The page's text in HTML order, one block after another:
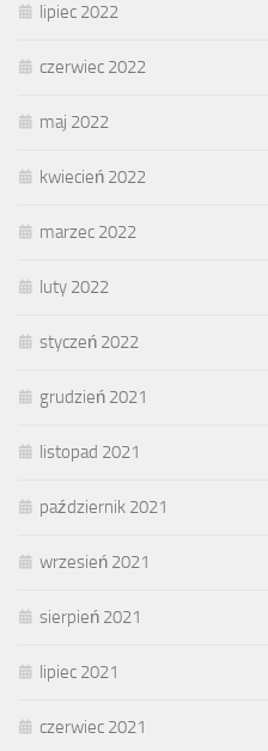
lipiec 2022
czerwiec 2022
maj 2022
kwiecień 2022
marzec 2022
luty 2022
styczeń 2022
grudzień 2021
listopad 2021
październik 2021
wrzesień 2021
sierpień 2021
lipiec 2021
czerwiec 2021